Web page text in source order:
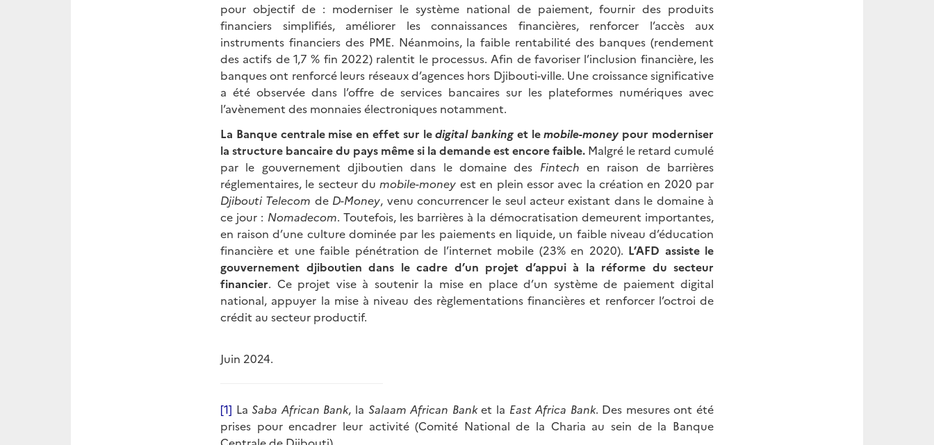
pour objectif de : moderniser le système national de paiement, fournir des produits
financiers simplifiés, améliorer les connaissances financières, renforcer l’accès aux
instruments financiers des PME. Néanmoins, la faible rentabilité des banques (rendement
des actifs de 1,7 % fin 2022) ralentit le processus. Afin de favoriser l’inclusion financière, les
banques ont renforcé leurs réseaux d’agences hors Djibouti-ville. Une croissance significative
a été observée dans l’offre de services bancaires sur les plateformes numériques avec
l’avènement des monnaies électroniques notamment.
La Banque centrale mise en effet sur ledigital banking et lemobile-moneypour moderniser
la structure bancaire du pays même si la demande est encore faible. Malgré le retard cumulé
par le gouvernement djiboutien dans le domaine des Fintech en raison de barrières
réglementaires, le secteur du mobile-money est en plein essor avec la création en 2020 par
Djibouti Telecom de D-Money, venu concurrencer le seul acteur existant dans le domaine à
ce jour : Nomadecom. Toutefois, les barrières à la démocratisation demeurent importantes,
en raison d’une culture dominée par les paiements en liquide, un faible niveau d’éducation
financière et une faible pénétration de l’internet mobile (23% en 2020). L’AFD assiste le
gouvernement djiboutien dans le cadre d’un projet d’appui à la réforme du secteur
financier. Ce projet vise à soutenir la mise en place d’un système de paiement digital
national, appuyer la mise à niveau des règlementations financières et renforcer l’octroi de
crédit au secteur productif.
Juin 2024.
[1] LaSaba African Bank, la Salaam African Banket la East Africa Bank. Des mesures ont été
prises pour encadrer leur activité (Comité National de la Charia au sein de la Banque